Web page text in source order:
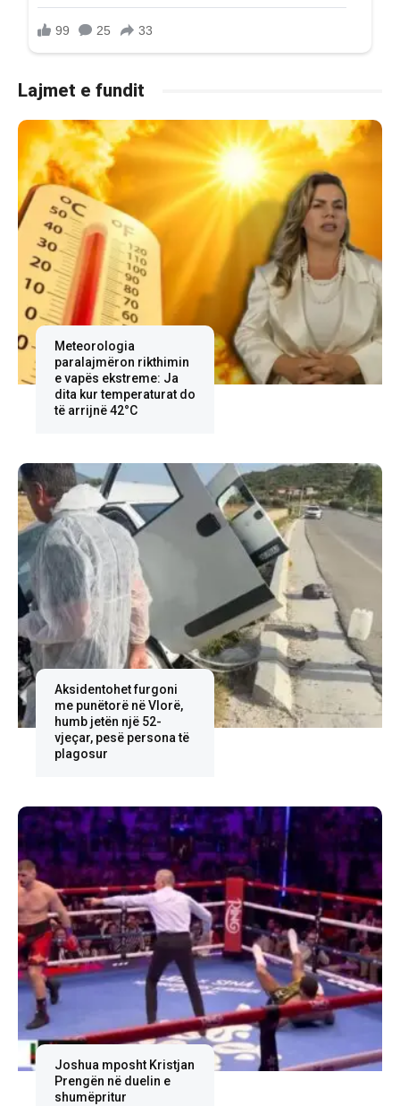
Lajmet e fundit
Meteorologia
paralajmëron rikthimin
e vapës ekstreme: Ja
dita kur temperaturat do
të arrijnë 42°C
Aksidentohet furgoni
me punëtorë në Vlorë,
humb jetën një 52-
vjeçar, pesë persona të
plagosur
Joshua mposht Kristjan
Prengën në duelin e
shumëpritur